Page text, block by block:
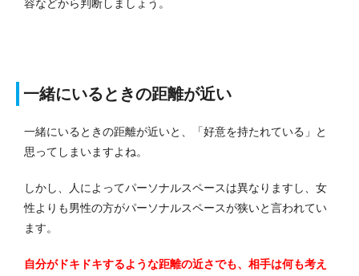
容などから判断しましょう。
一緒にいるときの距離が近い
一緒にいるときの距離が近いと、「好意を持たれている」と
思ってしまいますよね。
しかし、人によってパーソナルスペースは異なりますし、女
性よりも男性の方がパーソナルスペースが狭いと言われてい
ます。
自分がドキドキするような距離の近さでも、相手は何も考え